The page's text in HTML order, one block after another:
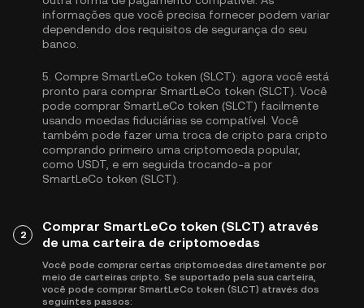
informações que você precisa fornecer podem variar
dependendo dos requisitos de segurança do seu
banco.
5. Compre SmartLeCo token (SLCT): agora você está
pronto para comprar SmartLeCo token (SLCT). Você
pode comprar SmartLeCo token (SLCT) facilmente
usando moedas fiduciárias se compatível. Você
também pode fazer uma troca de cripto para cripto
comprando primeiro uma criptomoeda popular,
como USDT , e em seguida trocando-a por
SmartLeCo token (SLCT).
2
Comprar SmartLeCo token (SLCT) através
de uma carteira de criptomoedas
Você pode comprar certas criptomoedas diretamente por
meio de carteiras cripto. Se suportado pela sua carteira,
você pode comprar SmartLeCo token (SLCT) através dos
seguintes passos: